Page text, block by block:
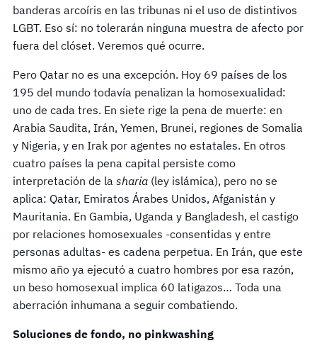
banderas arcoíris en las tribunas ni el uso de distintivos
LGBT. Eso sí: no tolerarán ninguna muestra de afecto por
fuera del clóset. Veremos qué ocurre.
Pero Qatar no es una excepción. Hoy 69 países de los
195 del mundo todavía penalizan la homosexualidad:
uno de cada tres. En siete rige la pena de muerte: en
Arabia Saudita, Irán, Yemen, Brunei, regiones de Somalia
y Nigeria, y en Irak por agentes no estatales. En otros
cuatro países la pena capital persiste como
interpretación de la sharia (ley islámica), pero no se
aplica: Qatar, Emiratos Árabes Unidos, Afganistán y
Mauritania. En Gambia, Uganda y Bangladesh, el castigo
por relaciones homosexuales -consentidas y entre
personas adultas- es cadena perpetua. En Irán, que este
mismo año ya ejecutó a cuatro hombres por esa razón,
un beso homosexual implica 60 latigazos… Toda una
aberración inhumana a seguir combatiendo.
Soluciones de fondo, no pinkwashing